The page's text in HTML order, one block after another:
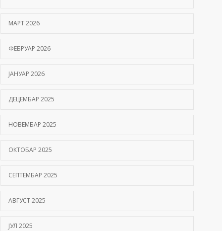
Hemofilija: Kako prepoznati simptome i kada se
09/06/2026
Kako hiperbarična komora pomaže oporavak
01/06/2026
МАРТ 2026
ФЕБРУАР 2026
ЈАНУАР 2026
ДЕЦЕМБАР 2025
НОВЕМБАР 2025
ОКТОБАР 2025
СЕПТЕМБАР 2025
АВГУСТ 2025
ЈУЛ 2025